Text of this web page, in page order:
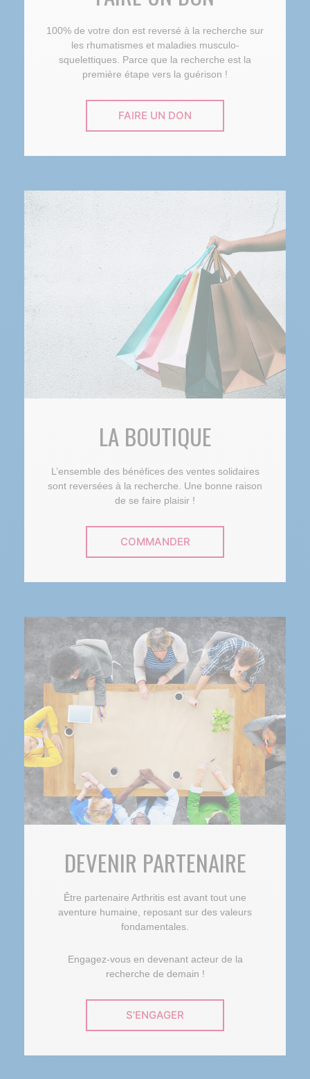
100% de votre don est reversé à la recherche sur
les rhumatismes et maladies musculo-
squelettiques. Parce que la recherche est la
première étape vers la guérison !
FAIRE UN DON
LA BOUTIQUE
L’ensemble des bénéfices des ventes solidaires
sont reversées à la recherche. Une bonne raison
de se faire plaisir !
COMMANDER
DEVENIR PARTENAIRE
Être partenaire Arthritis est avant tout une
aventure humaine, reposant sur des valeurs
fondamentales.
Engagez-vous en devenant acteur de la
recherche de demain !
S'ENGAGER